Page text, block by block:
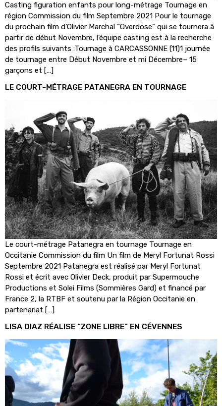
Casting figuration enfants pour long-métrage Tournage en
région Commission du film Septembre 2021 Pour le tournage
du prochain film d’Olivier Marchal “Overdose” qui se tournera à
partir de début Novembre, l’équipe casting est à la recherche
des profils suivants :Tournage à CARCASSONNE (11)1 journée
de tournage entre Début Novembre et mi Décembre– 15
garçons et […]
LE COURT-MÉTRAGE PATANEGRA EN TOURNAGE
Le court-métrage Patanegra en tournage Tournage en
Occitanie Commission du film Un film de Meryl Fortunat Rossi
Septembre 2021 Patanegra est réalisé par Meryl Fortunat
Rossi et écrit avec Olivier Deck, produit par Supermouche
Productions et Solei Films (Sommières Gard) et financé par
France 2, la RTBF et soutenu par la Région Occitanie en
partenariat […]
LISA DIAZ RÉALISE “ZONE LIBRE” EN CÉVENNES